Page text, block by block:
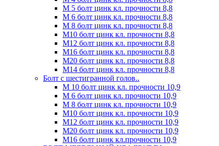
М 5 болт цинк кл. прочности 8,8
М 6 болт цинк кл. прочности 8,8
М 8 болт цинк кл. прочности 8,8
М10 болт цинк кл. прочности 8,8
М12 болт цинк кл. прочности 8,8
М16 болт цинк кл. прочности 8,8
М20 болт цинк кл. прочности 8,8
М14 болт цинк кл. прочности 8,8
Болт с шестигранной голов..
М 10 болт цинк кл. прочности 10,9
М 6 болт цинк кл. прочности 10,9
М 8 болт цинк кл. прочности 10,9
М10 болт цинк кл. прочности 10,9
М12 болт цинк кл. прочности 10,9
М20 болт цинк кл. прочности 10,9
М16 болт цинк кл.прочности 10,9